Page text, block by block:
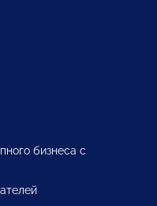
бизнеса с